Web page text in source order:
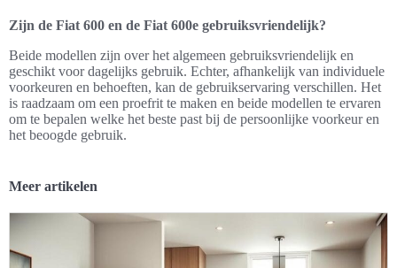
Zijn de Fiat 600 en de Fiat 600e gebruiksvriendelijk?
Beide modellen zijn over het algemeen gebruiksvriendelijk en
geschikt voor dagelijks gebruik. Echter, afhankelijk van individuele
voorkeuren en behoeften, kan de gebruikservaring verschillen. Het
is raadzaam om een proefrit te maken en beide modellen te ervaren
om te bepalen welke het beste past bij de persoonlijke voorkeur en
het beoogde gebruik.
Meer artikelen